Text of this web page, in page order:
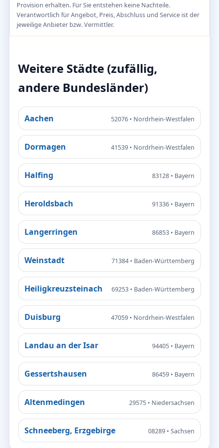
Provision erhalten. Für Sie entstehen keine Nachteile.
Verantwortlich für Angebot, Preis, Abschluss und Service ist der
jeweilige Anbieter bzw. Vermittler.
Weitere Städte (zufällig,
andere Bundesländer)
Aachen 52076 • Nordrhein-Westfalen
Dormagen 41539 • Nordrhein-Westfalen
Halfing 83128 • Bayern
Heroldsbach 91336 • Bayern
Langerringen 86853 • Bayern
Weinstadt 71384 • Baden-Württemberg
Heiligkreuzsteinach 69253 • Baden-Württemberg
Duisburg 47059 • Nordrhein-Westfalen
Landau an der Isar 94405 • Bayern
Gessertshausen 86459 • Bayern
Altenmedingen 29575 • Niedersachsen
Schneeberg, Erzgebirge 08289 • Sachsen